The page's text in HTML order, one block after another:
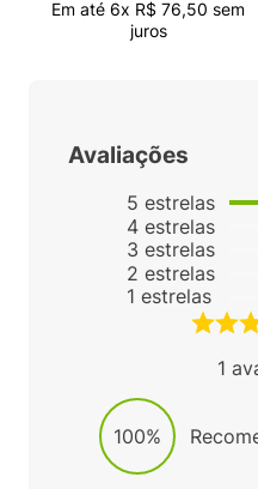
Em até 6x R$ 76,50 sem
juros
Avaliações
5 estrelas
4 estrelas
3 estrelas
2 estrelas
1 estrelas
1
100%